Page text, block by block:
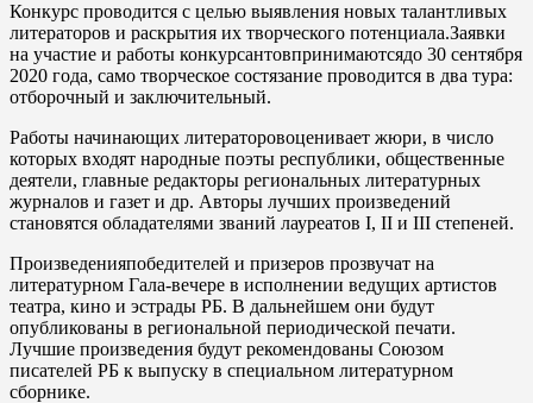
Конкурс проводится с целью выявления новых талантливых
литераторов и раскрытия их творческого потенциала.Заявки
на участие и работы конкурсантовпринимаютсядо 30 сентября
2020 года, само творческое состязание проводится в два тура:
отборочный и заключительный.
Работы начинающих литераторовоценивает жюри, в число
которых входят народные поэты республики, общественные
деятели, главные редакторы региональных литературных
журналов и газет и др. Авторы лучших произведений
становятся обладателями званий лауреатов I, II и III степеней.
Произведенияпобедителей и призеров прозвучат на
литературном Гала-вечере в исполнении ведущих артистов
театра, кино и эстрады РБ. В дальнейшем они будут
опубликованы в региональной периодической печати.
Лучшие произведения будут рекомендованы Союзом
писателей РБ к выпуску в специальном литературном
сборнике.